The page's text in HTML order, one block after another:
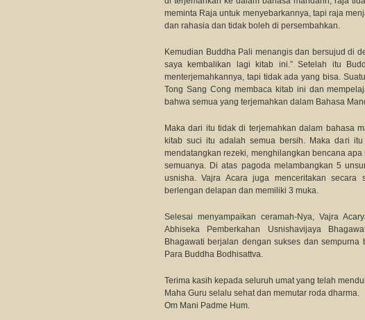
meminta Raja untuk menyebarkannya, tapi raja
dan rahasia dan tidak boleh di persembahkan.
Kemudian Buddha Pali menangis dan bersujud di
saya kembalikan lagi kitab ini.” Setelah itu
menterjemahkannya, tapi tidak ada yang bisa.
Tong Sang Cong membaca kitab ini dan
bahwa semua yang terjemahkan dalam Bahasa
Maka dari itu tidak di terjemahkan dalam bahasa
kitab suci itu adalah semua bersih. Maka dari
mendatangkan rezeki, menghilangkan bencana
semuanya. Di atas pagoda melambangkan 5
usnisha. Vajra Acara juga menceritakan secara
berlengan delapan dan memiliki 3 muka.
Selesai menyampaikan ceramah-Nya, Vajra
Abhiseka Pemberkahan Usnishavijaya
Bhagawati berjalan dengan sukses dan
Para Buddha Bodhisattva.
Terima kasih kepada seluruh umat yang telah
Maha Guru selalu sehat dan memutar roda dharma.
Om Mani Padme Hum.